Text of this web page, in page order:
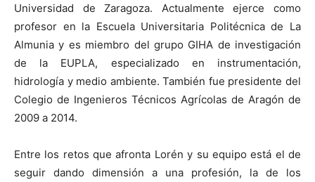
Universidad de Zaragoza. Actualmente ejerce como
profesor en la Escuela Universitaria Politécnica de La
Almunia y es miembro del grupo GIHA de investigación
de la EUPLA, especializado en instrumentación,
hidrología y medio ambiente. También fue presidente del
Colegio de Ingenieros Técnicos Agrícolas de Aragón de
2009 a 2014.
Entre los retos que afronta Lorén y su equipo está el de
seguir dando dimensión a una profesión, la de los